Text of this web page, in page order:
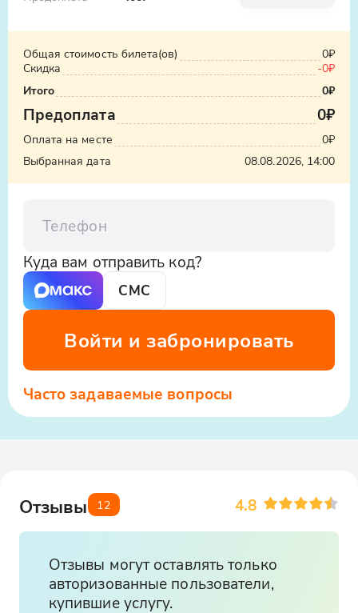
Ялты - ваш идеальный выбор.
Комфортабельный автобус, интересный
рассказ и три уникальные резиденции ждут
вас.
Общая стоимость билета(ов)
0₽
Скидка
-0₽
Итого
0₽
Предоплата 0₽
Оплата на месте
0₽
Выбранная дата
08.08.2026, 14:00
Куда вам отправить код?
СМС
Войти и забронировать
Часто задаваемые вопросы
Отзывы 12 4.8
Отзывы могут оставлять только
авторизованные пользователи,
купившие услугу.